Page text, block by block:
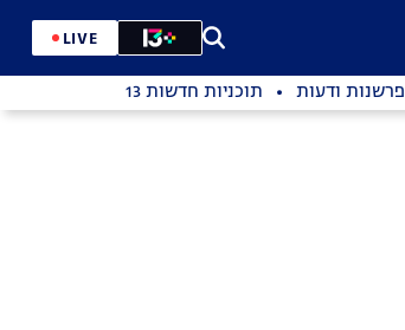
LIVE
פרשנות ודעות תוכניות חדשות 13